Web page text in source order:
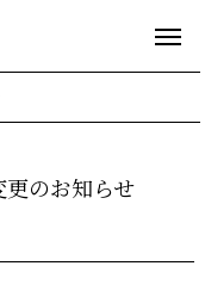
更のお知らせ